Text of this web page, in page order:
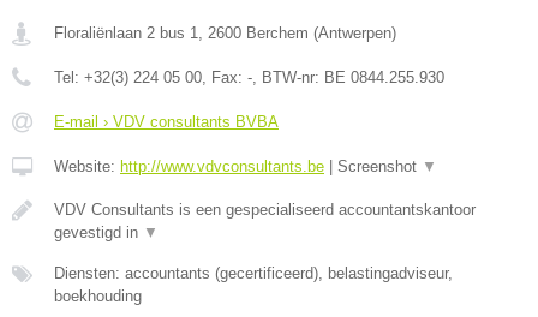
Floraliënlaan 2 bus 1, 2600 Berchem (Antwerpen)
Tel: +32(3) 224 05 00, Fax: -, BTW-nr: BE 0844.255.930
E-mail › VDV consultants BVBA
Website: http://www.vdvconsultants.be Screenshot ▼
VDV Consultants is een gespecialiseerd accountantskantoor
gevestigd in ▼
Diensten: accountants (gecertificeerd), belastingadviseur,
boekhouding